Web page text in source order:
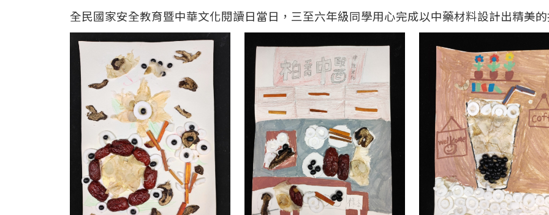
全民國家安全教育暨中華文化閱讀日當日，三至六年級同學用心完成以中藥材料設計出精美